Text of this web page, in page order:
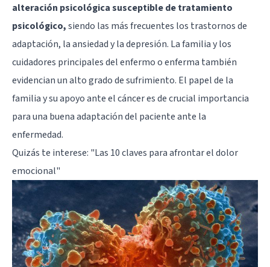
alteración psicológica susceptible de tratamiento
psicológico,siendo las más frecuentes los trastornos de
adaptación, la ansiedad y ladepresión. La familia y los
cuidadores principales del enfermo o enferma también
evidencian un alto grado de sufrimiento. El papel de la
familia y su apoyo ante el cáncer es de crucial importancia
para una buena adaptación del paciente ante la
enfermedad.
Quizás te interese: "Las 10 claves para afrontar el dolor
emocional"